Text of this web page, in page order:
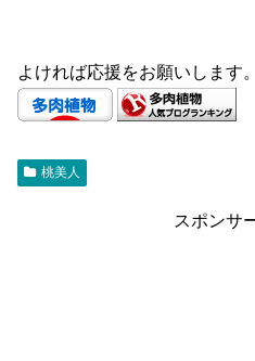
よければ応援をお願いします。
桃美人
スポンサ